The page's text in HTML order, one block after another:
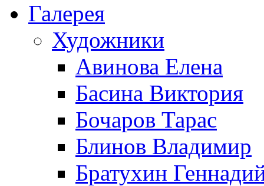
Галерея
Художники
Авинова Елена
Басина Виктория
Бочаров Тарас
Блинов Владимир
Братухин